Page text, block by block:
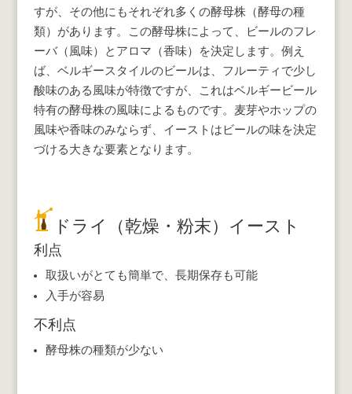
すが、その他にもそれぞれ多くの酵母株（酵母の種
類）があります。この酵母株によって、ビールのフレ
ーバ（風味）とアロマ（香味）を決定します。例え
ば、ベルギースタイルのビールは、フルーティで少し
酸味のある風味が特徴ですが、これはベルギービール
特有の酵母株の風味によるものです。麦芽やホップの
風味や香味のみならず、イーストはビールの味を決定
づける大きな要素となります。
ドライ（乾燥・粉末）イースト
利点
取扱いがとても簡単で、長期保存も可能
入手が容易
不利点
酵母株の種類が少ない